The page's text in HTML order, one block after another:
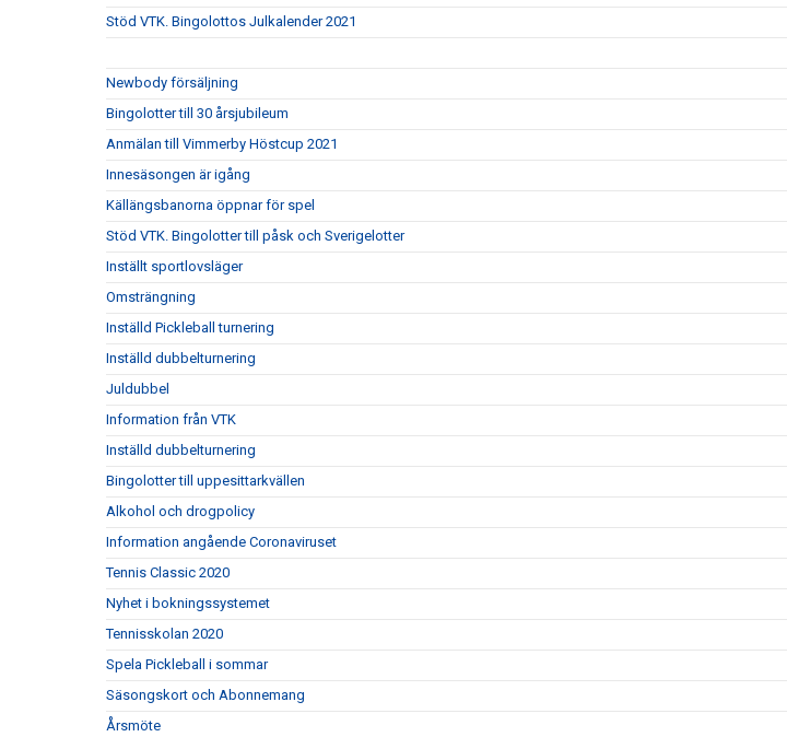
Stöd VTK. Bingolottos Julkalender 2021
Newbody försäljning
Bingolotter till 30 årsjubileum
Anmälan till Vimmerby Höstcup 2021
Innesäsongen är igång
Källängsbanorna öppnar för spel
Stöd VTK. Bingolotter till påsk och Sverigelotter
Inställt sportlovsläger
Omsträngning
Inställd Pickleball turnering
Inställd dubbelturnering
Juldubbel
Information från VTK
Inställd dubbelturnering
Bingolotter till uppesittarkvällen
Alkohol och drogpolicy
Information angående Coronaviruset
Tennis Classic 2020
Nyhet i bokningssystemet
Tennisskolan 2020
Spela Pickleball i sommar
Säsongskort och Abonnemang
Årsmöte